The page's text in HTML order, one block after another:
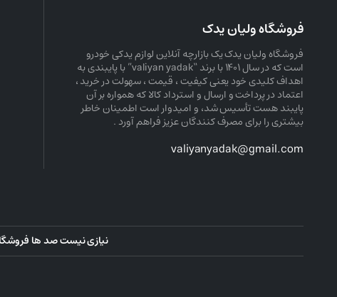
فروشگاه ولیان یدک
فروشگاه ولیان یدک یک بازارچه آنلاین لوازم یدکی خودرو
است که در سال ۱۴۰۱ با برند “valiyan yadak” با پایبندی به
اهداف کلیدی خود یعنی کیفیت ، قیمت ، سهولت در خرید ،
اعتماد در پرداخت و ارسال و استرداد کالا که همواره بر آن
پایبند هست تأسیس شد، و امیدوار است اطمینان خاطر
بیشتری را برای مصرف کنندگان عزیز فراهم آورد .
valiyanyadak@gmail.com
نیازی نیست صد ها فروشگاه